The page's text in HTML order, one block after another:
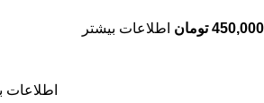
450,000 تومان اطلاعات بیشتر
اطلاعات